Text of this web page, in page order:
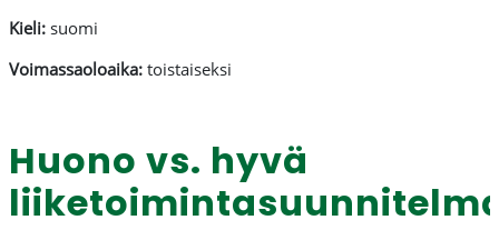
Kieli: suomi
Voimassaoloaika: toistaiseksi
Huono vs. hyvä